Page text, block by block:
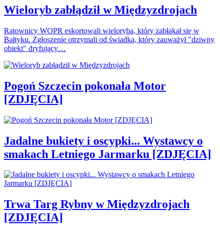
Wieloryb zabłądził w Międzyzdrojach
Ratownicy WOPR eskortowali wieloryba, który zabłąkał się w
Bałtyku. Zgłoszenie otrzymali od świadka, który zauważył "dziwny
obiekt" dryfujący…
Pogoń Szczecin pokonała Motor
[ZDJĘCIA]
Jadalne bukiety i oscypki... Wystawcy o
smakach Letniego Jarmarku [ZDJĘCIA]
Trwa Targ Rybny w Międzyzdrojach
[ZDJĘCIA]